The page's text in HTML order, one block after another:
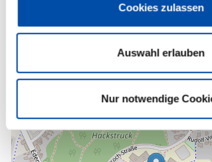
Cookies zulassen
Auswahl erlauben
Nur notwendige
-